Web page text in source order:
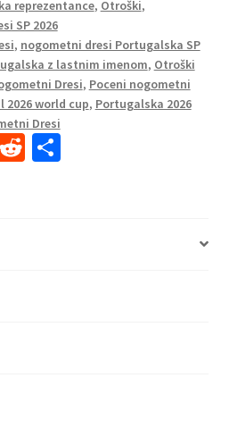
reprezentance, Otroški,
SP 2026
, nogometni dresi Portugalska SP
z lastnim imenom, Otroški
Dresi, Poceni nogometni
2026 world cup, Portugalska 2026
Dresi
R S